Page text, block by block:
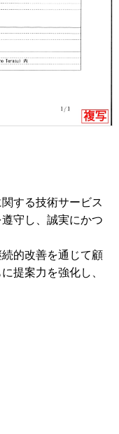
する技術サービス
守し、誠実にかつ
的改善を通じて顧
提案力を強化し、